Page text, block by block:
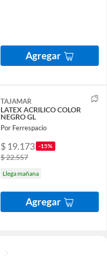
Agregar
TAJAMAR
LATEX ACRILICO COLOR
NEGRO GL
Por Ferrespacio
$ 19.173 -15%
$ 22.557
Llega mañana
Agregar